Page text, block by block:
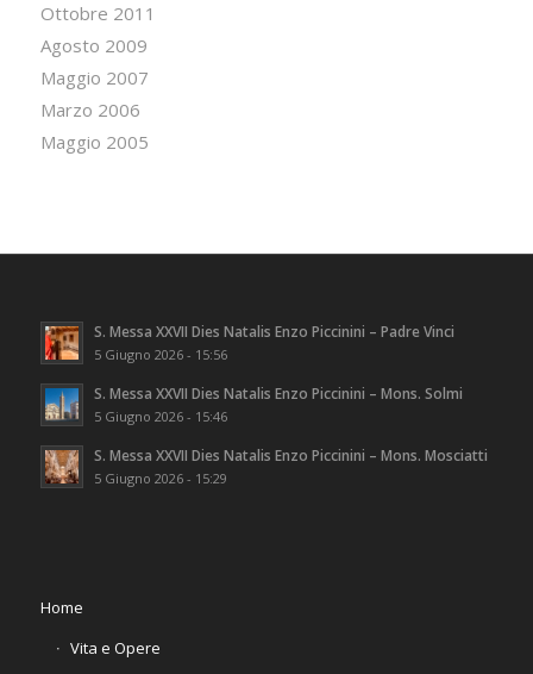
Ottobre 2011
Agosto 2009
Maggio 2007
Marzo 2006
Maggio 2005
S. Messa XXVII Dies Natalis Enzo Piccinini – Padre Vinci
5 Giugno 2026 - 15:56
S. Messa XXVII Dies Natalis Enzo Piccinini – Mons. Solmi
5 Giugno 2026 - 15:46
S. Messa XXVII Dies Natalis Enzo Piccinini – Mons. Mosciatti
5 Giugno 2026 - 15:29
Home
Vita e Opere